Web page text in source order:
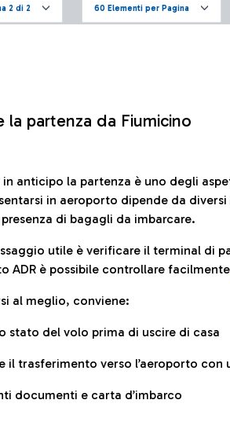
2 di 2 60 Elementi per Pagina
la partenza da Fiumicino
in anticipo la partenza è uno degli
in aeroporto dipende da
di bagagli da imbarcare.
utile è verificare il terminal di
ADR è possibile controllare facilmente
al meglio, conviene:
stato del volo prima di uscire di casa
il trasferimento verso l’aeroporto con
documenti e carta d’imbarco